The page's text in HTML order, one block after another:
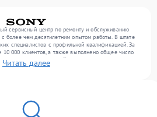
сервисный центр по ремонту и обслуживанию
более чем десятилетним опытом работы. В штате
специалистов с профильной квалификацией. За
000 клиентов, а также выполнено общее число
в сервисный центр поступает от 300
поломки любой сложности и поддерживаем
Читать далее